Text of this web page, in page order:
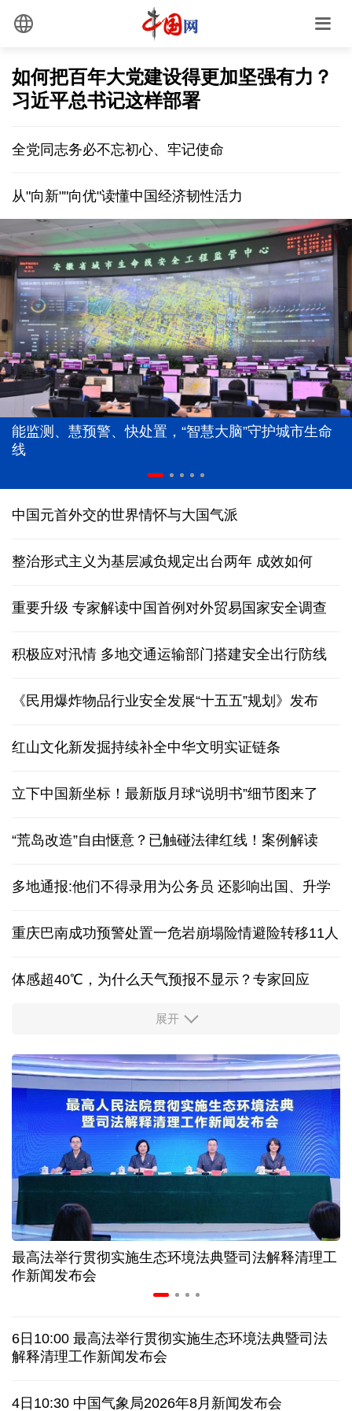
如何把百年大党建设得更加坚强有力？
习近平总书记这样部署
全党同志务必不忘初心、牢记使命
从"向新""向优"读懂中国经济韧性活力
能监测、慧预警、快处置，“智慧大脑”守护城市生命
线
中国元首外交的世界情怀与大国气派
整治形式主义为基层减负规定出台两年 成效如何
重要升级 专家解读中国首例对外贸易国家安全调查
积极应对汛情 多地交通运输部门搭建安全出行防线
《民用爆炸物品行业安全发展“十五五”规划》发布
红山文化新发掘持续补全中华文明实证链条
立下中国新坐标！最新版月球“说明书”细节图来了
“荒岛改造”自由惬意？已触碰法律红线！案例解读
多地通报:他们不得录用为公务员 还影响出国、升学
重庆巴南成功预警处置一危岩崩塌险情避险转移11人
体感超40℃，为什么天气预报不显示？专家回应
服务实体经济 财政金融打出“组合拳”
让药品更好触达患者 网络平台成多款新药首发渠道
科创转型到全球布局 上海出台规划让民企敢闯敢投
7月份中国仓储指数保持扩张 行业运行韧性较强
金价大反弹！黄金以旧换新业务火热，记者探访
宇树科技战略配售名单公布:DeepSeek、腾讯等在列
特朗普再签行政令 禁止“生育旅游”收紧“出生公民权”
伊朗拟禁止敌对方通行霍尔木兹海峡 对违规者重罚
展开
最高法举行贯彻实施生态环境法典暨司法解释清理工
作新闻发布会
6日10:00 最高法举行贯彻实施生态环境法典暨司法
解释清理工作新闻发布会
4日10:30 中国气象局2026年8月新闻发布会